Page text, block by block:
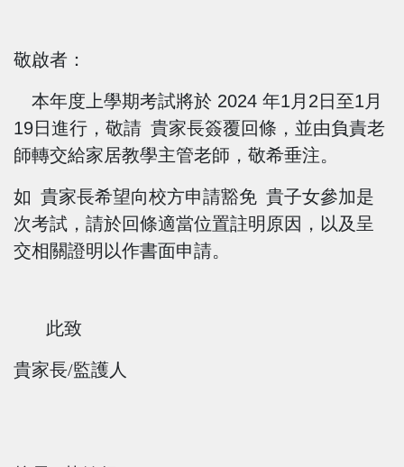
敬啟者：
本年度上學期考試將於 2024 年1 月 2 日至1 月
19日進行，敬請 貴家長簽覆回條，並由負責老
師轉交給家居教學主管老師，敬希垂注。
如 貴家長希望向校方申請豁免 貴子女參加是
次考試，請於回條適當位置註明原因，以及呈
交相關證明以作書面申請。
此致
貴家長/監護人